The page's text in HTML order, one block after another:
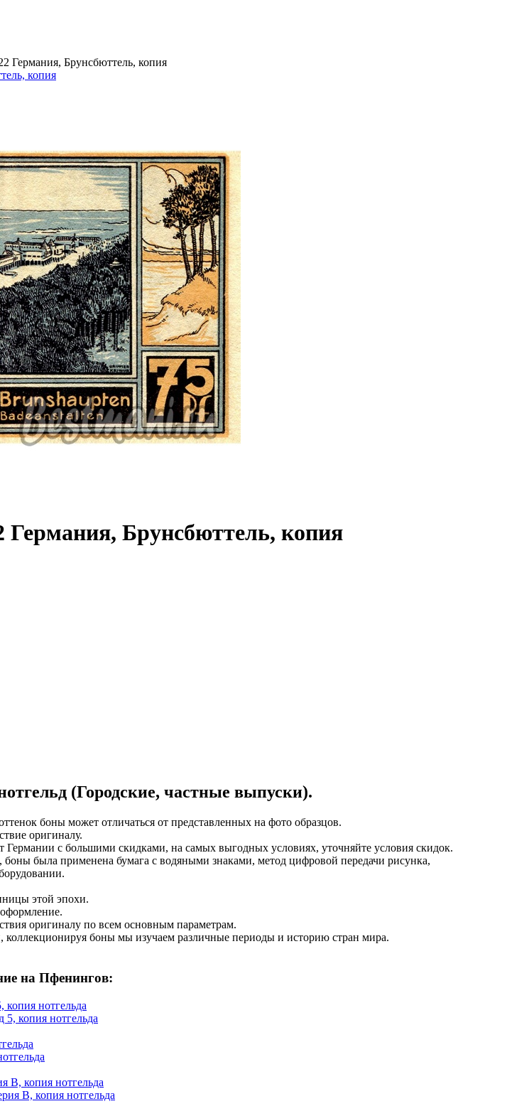
Германия, Брунсбюттель, копия
Германия, Брунсбюттель, копия
(Городские, частные выпуски).
боны может отличаться от представленных на фото образцов.
оригиналу.
Германии с большими скидками, на самых выгодных условиях, уточняйте условия скидок.
была применена бумага с водяными знаками, метод цифровой передачи рисунка,
этой эпохи.
оригиналу по всем основным параметрам.
боны мы изучаем различные периоды и историю стран мира.
на Пфенингов:
нотгельда
В, копия нотгельда